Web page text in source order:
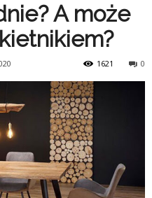
A może
0
1621